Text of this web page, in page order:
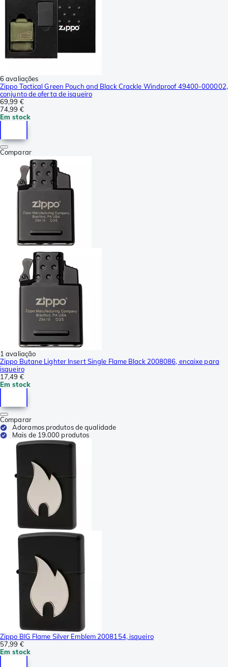
6 avaliações
Zippo Tactical Green Pouch and Black Crackle Windproof 49400-000002,
conjunto de oferta de isqueiro
69,99 €
74,99 €
Em stock
Comparar
1 avaliação
Zippo Butane Lighter Insert Single Flame Black 2008086, encaixe para
isqueiro
17,49 €
Em stock
Comparar
Adoramos produtos de qualidade
Mais de 19.000 produtos
Zippo BIG Flame Silver Emblem 2008154, isqueiro
57,99 €
Em stock